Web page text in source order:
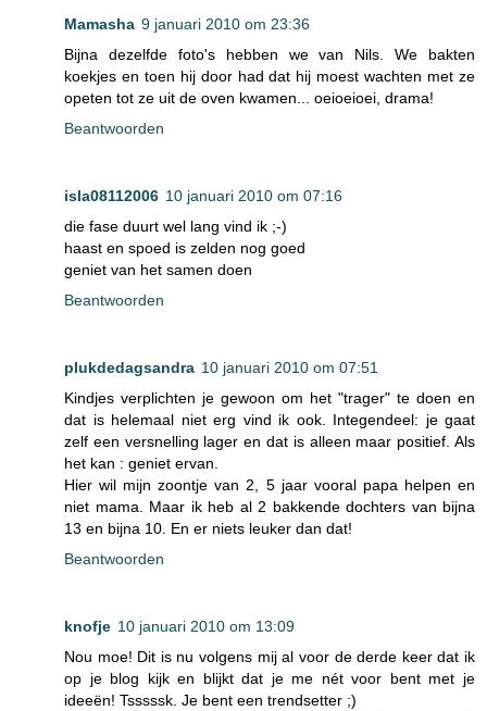
Mamasha 9 januari 2010 om 23:36
Bijna dezelfde foto's hebben we van Nils. We bakten
koekjes en toen hij door had dat hij moest wachten met ze
opeten tot ze uit de oven kwamen... oeioeioei, drama!
Beantwoorden
isla08112006 10 januari 2010 om 07:16
die fase duurt wel lang vind ik ;-)
haast en spoed is zelden nog goed
geniet van het samen doen
Beantwoorden
plukdedagsandra 10 januari 2010 om 07:51
Kindjes verplichten je gewoon om het "trager" te doen en
dat is helemaal niet erg vind ik ook. Integendeel: je gaat
zelf een versnelling lager en dat is alleen maar positief. Als
het kan : geniet ervan.
Hier wil mijn zoontje van 2, 5 jaar vooral papa helpen en
niet mama. Maar ik heb al 2 bakkende dochters van bijna
13 en bijna 10. En er niets leuker dan dat!
Beantwoorden
knofje 10 januari 2010 om 13:09
Nou moe! Dit is nu volgens mij al voor de derde keer dat ik
op je blog kijk en blijkt dat je me nét voor bent met je
ideeën! Tsssssk. Je bent een trendsetter ;)